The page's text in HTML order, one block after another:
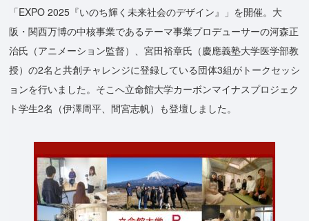
「EXPO 2025『いのち輝く未来社会のデザイン』」を開催。大
阪・関西万博の中核事業であるテーマ事業プロデューサーの河森正
治氏（アニメーション監督）、宮田裕章氏（慶應義塾大学医学部教
授）の2名と共創チャレンジに登録している団体3組がトークセッシ
ョンを行いました。そこへ立命館大学カーボンマイナスプロジェク
ト学生2名（伊澤周平、間宮志帆）も登壇しました。